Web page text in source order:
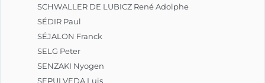
SCHWALLER DE LUBICZ René Adolphe
SÉDIR Paul
SÉJALON Franck
SELG Peter
SENZAKI Nyogen
SEPULVEDA Luis